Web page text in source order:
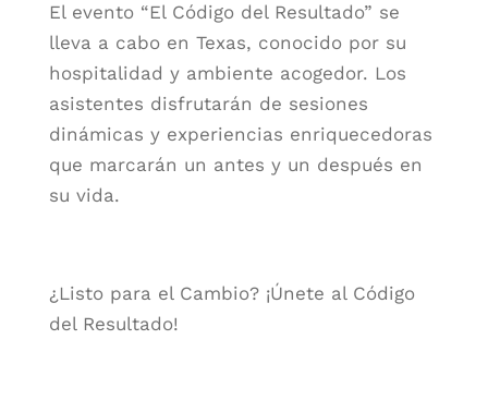
El evento “El Código del Resultado” se
lleva a cabo en Texas, conocido por su
hospitalidad y ambiente acogedor. Los
asistentes disfrutarán de sesiones
dinámicas y experiencias enriquecedoras
que marcarán un antes y un después en
su vida.
¿Listo para el Cambio? ¡Únete al Código
del Resultado!